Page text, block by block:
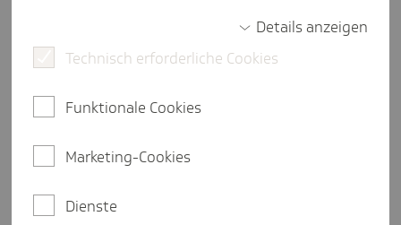
10:00-16:00 Uhr
Dienstag 10:00-16:00 Uhr
Mittwoch
Freitag
Details anzeigen
Technisch erforderliche Cookies
Funktionale Cookies
Marketing-Cookies
Dienste